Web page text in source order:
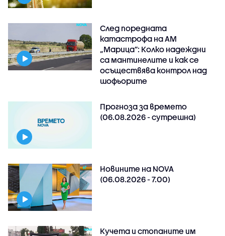
След поредната
катастрофа на АМ
„Марица”: Колко надеждни
са мантинелите и как се
осъществява контрол над
шофьорите
Прогноза за времето
(06.08.2026 - сутрешна)
Новините на NOVA
(06.08.2026 - 7.00)
Кучета и стопаните им